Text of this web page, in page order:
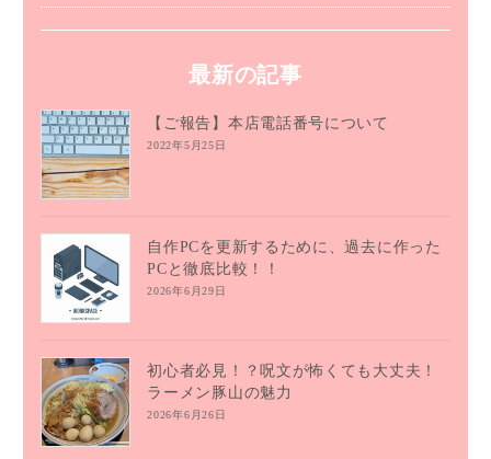
最新の記事
【ご報告】本店電話番号について
2022年5月25日
自作PCを更新するために、過去に作った
PCと徹底比較！！
2026年6月29日
初心者必見！？呪文が怖くても大丈夫！
ラーメン豚山の魅力
2026年6月26日